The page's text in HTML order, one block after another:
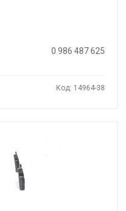
0 986 487 625
Код: 14964-38